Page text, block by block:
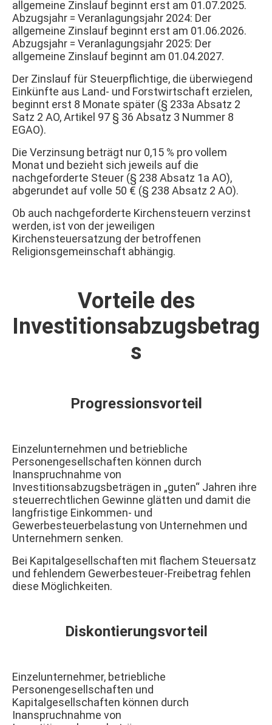
allgemeine Zinslauf beginnt erst am 01.07.2025.
Abzugsjahr = Veranlagungsjahr 2024: Der
allgemeine Zinslauf beginnt erst am 01.06.2026.
Abzugsjahr = Veranlagungsjahr 2025: Der
allgemeine Zinslauf beginnt am 01.04.2027.
Der Zinslauf für Steuerpflichtige, die überwiegend
Einkünfte aus Land- und Forstwirtschaft erzielen,
beginnt erst 8 Monate später (§ 233a Absatz 2
Satz 2 AO, Artikel 97 § 36 Absatz 3 Nummer 8
EGAO).
Die Verzinsung beträgt nur 0,15 % pro vollem
Monat und bezieht sich jeweils auf die
nachgeforderte Steuer (§ 238 Absatz 1a AO),
abgerundet auf volle 50 € (§ 238 Absatz 2 AO).
Ob auch nachgeforderte Kirchensteuern verzinst
werden, ist von der jeweiligen
Kirchensteuersatzung der betroffenen
Religionsgemeinschaft abhängig.
Vorteile des
Investitionsabzugsbetrag
s
Progressionsvorteil
Einzelunternehmen und betriebliche
Personengesellschaften können durch
Inanspruchnahme von
Investitionsabzugsbeträgen in „guten“ Jahren ihre
steuerrechtlichen Gewinne glätten und damit die
langfristige Einkommen- und
Gewerbesteuerbelastung von Unternehmen und
Unternehmern senken.
Bei Kapitalgesellschaften mit flachem Steuersatz
und fehlendem Gewerbesteuer-Freibetrag fehlen
diese Möglichkeiten.
Diskontierungsvorteil
Einzelunternehmer, betriebliche
Personengesellschaften und
Kapitalgesellschaften können durch
Inanspruchnahme von